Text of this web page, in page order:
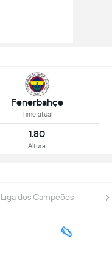
Fenerbahçe
Time atual
1.80
Altura
Liga dos Campeões
-